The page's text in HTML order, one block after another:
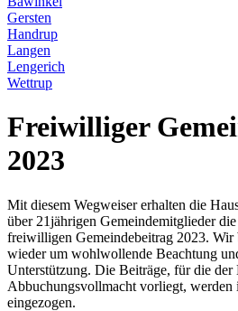
Gersten
Handrup
Langen
Lengerich
Wettrup
Freiwilliger
2023
Mit diesem Wegweiser erhalten die
über 21jährigen Gemeindemitglieder
freiwilligen Gemeindebeitrag 2023. Wir
wieder um wohlwollende Beachtung
Unterstützung. Die Beiträge, für die der
Abbuchungsvollmacht vorliegt, werden
eingezogen.